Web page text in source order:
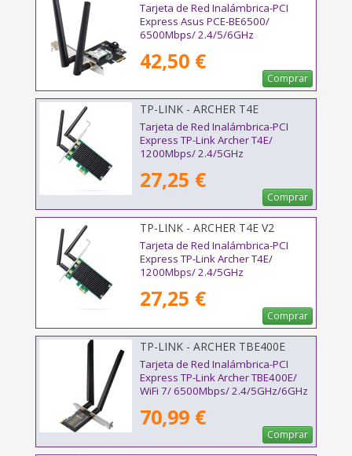
Tarjeta de Red Inalámbrica-PCI
Express Asus PCE-BE6500/
6500Mbps/ 2.4/5/6GHz
42,50 €
Comprar
TP-LINK - ARCHER T4E
Tarjeta de Red Inalámbrica-PCI
Express TP-Link Archer T4E/
1200Mbps/ 2.4/5GHz
27,25 €
Comprar
TP-LINK - ARCHER T4E V2
Tarjeta de Red Inalámbrica-PCI
Express TP-Link Archer T4E/
1200Mbps/ 2.4/5GHz
27,25 €
Comprar
TP-LINK - ARCHER TBE400E
Tarjeta de Red Inalámbrica-PCI
Express TP-Link Archer TBE400E/
WiFi 7/ 6500Mbps/ 2.4/5GHz/6GHz
70,99 €
Comprar